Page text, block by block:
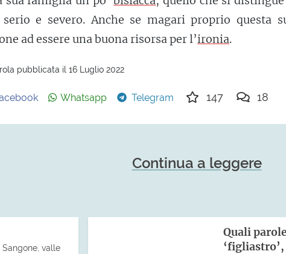
e severo. Anche se magari proprio questa
ad essere una buona risorsa per l’ironia.
pubblicata il 16 Luglio 2022
Whatsapp Telegram 147 18
Continua a leggere
Sangone, valle
Quali
‘figliastro’,